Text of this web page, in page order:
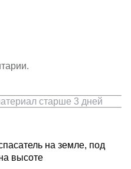
старше 3 дней
на земле, под
высоте